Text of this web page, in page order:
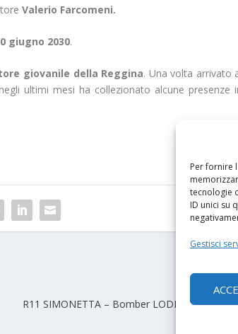
Per fornire
tecnologie
ID unici su
Gestisci
Valerio Farcomeni.
giugno 2030.
giovanile della Reggina. Una volta arrivato
ultimi mesi ha collezionato alcune presenze
R11 SIMONETTA – Bomber LODI ai saluti?